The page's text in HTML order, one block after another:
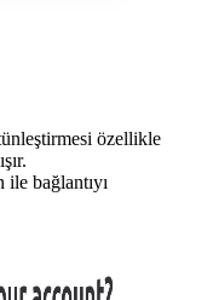
özellikle
bağlantıyı